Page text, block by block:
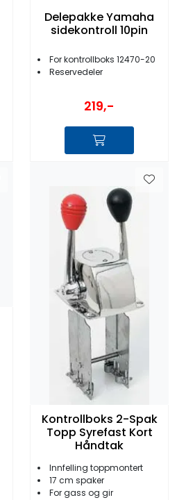
Delepakke Yamaha
sidekontroll 10pin
For kontrollboks 12470-20
Reservedeler
219,-
Kontrollboks 2-Spak
Topp Syrefast Kort
Håndtak
Innfelling toppmontert
17 cm spaker
For gass og gir